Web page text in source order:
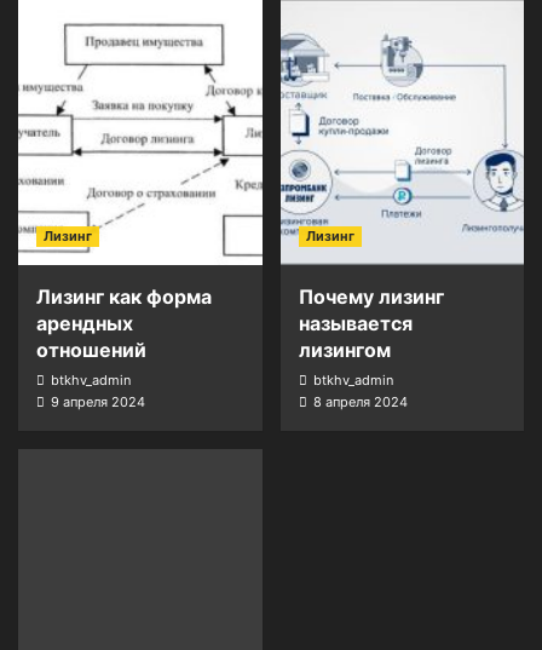
Лизинг
Лизинг как форма
арендных
отношений
btkhv_admin
9 апреля 2024
Лизинг
Почему лизинг
называется
лизингом
btkhv_admin
8 апреля 2024